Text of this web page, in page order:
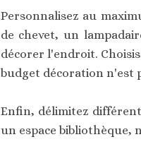
Personnalisez au
de chevet, un
décorer l'endroit.
budget décoration n'est
Enfin, délimitez
un espace bibliothèque,